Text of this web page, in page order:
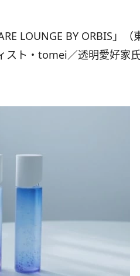
LOUNGE BY ORBIS」（
スト・tomei／透明愛好家